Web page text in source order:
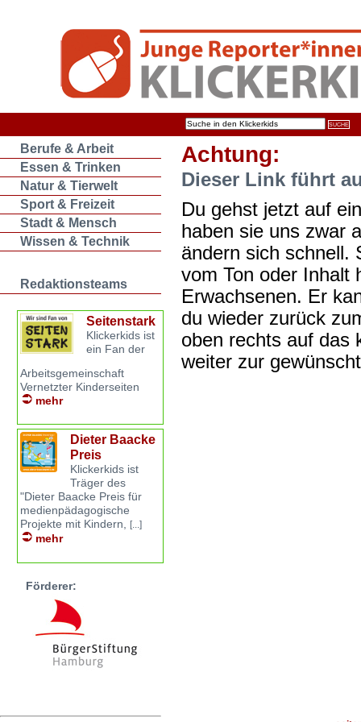
Berufe & Arbeit
Essen & Trinken
Natur & Tierwelt
Sport & Freizeit
Stadt & Mensch
Wissen & Technik
Redaktionsteams
Seitenstark
Klickerkids ist
ein Fan der
Arbeitsgemeinschaft
Vernetzter Kinderseiten
mehr
Dieter Baacke
Preis
Klickerkids ist
Träger des
"Dieter Baacke Preis für
medienpädagogische
Projekte mit Kindern, [...]
mehr
Förderer:
Achtung:
Dieser Link führt
Du gehst jetzt auf
haben sie uns zwar
ändern sich schnell.
vom Ton oder Inhalt
Erwachsenen. Er
du wieder zurück
oben rechts auf das
weiter zur